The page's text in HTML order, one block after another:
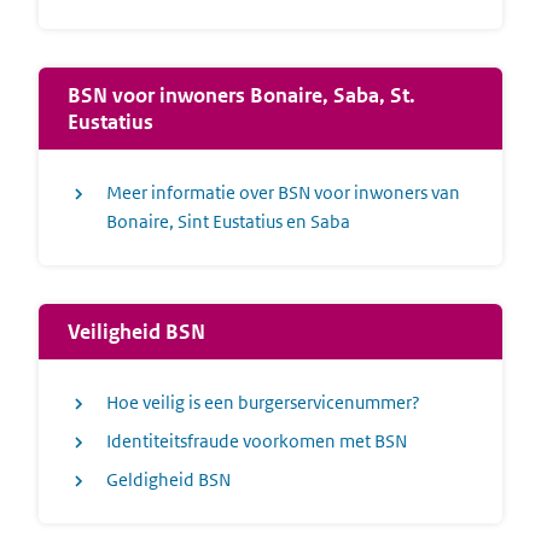
BSN voor inwoners Bonaire, Saba, St.
Eustatius
Meer informatie over BSN voor inwoners van
Bonaire, Sint Eustatius en Saba
Veiligheid BSN
Hoe veilig is een burgerservicenummer?
Identiteitsfraude voorkomen met BSN
Geldigheid BSN